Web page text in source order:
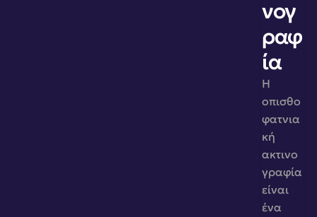
νογ
ραφ
ία
Η
οπισθο
φατνια
κή
ακτινο
γραφία
είναι
ένα